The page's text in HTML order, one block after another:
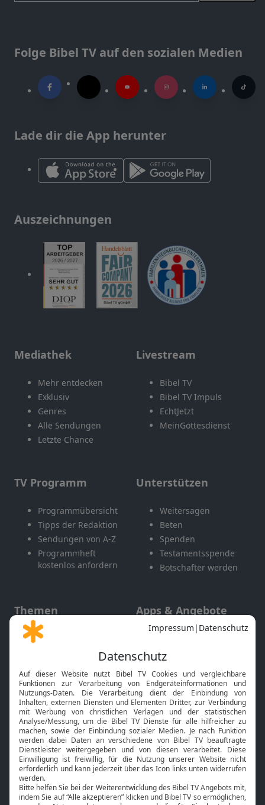
Folge Bibel TV auf den sozialen Medien
Lade dir die App herunter
Auszeichnungen
Mediathek
Mehr entdecken
Exklusiv
Genres
Alle Sendungen
Letzte Chance
Livestream
Bibel TV
Bibel TV Impuls
EchtJetzt
MeinGottesdienst
TV Programm
Programmübersicht
Tipps der Redaktion
Sendungen von A-Z
Programmheft
kostenlos anfordern
Unterstützen
Weitersagen
Beten
Spenden
Testamentsspende
Botschafter werden
Themen
Gott und Bibel erklärt
Neuigkeiten
Apps & Angebote
Mobile App
Smart TV
HbbTV
Bibelthek Online-Bibel
Nächster Gottesdienst
Bibel TV
Über uns
Service
Kontakt